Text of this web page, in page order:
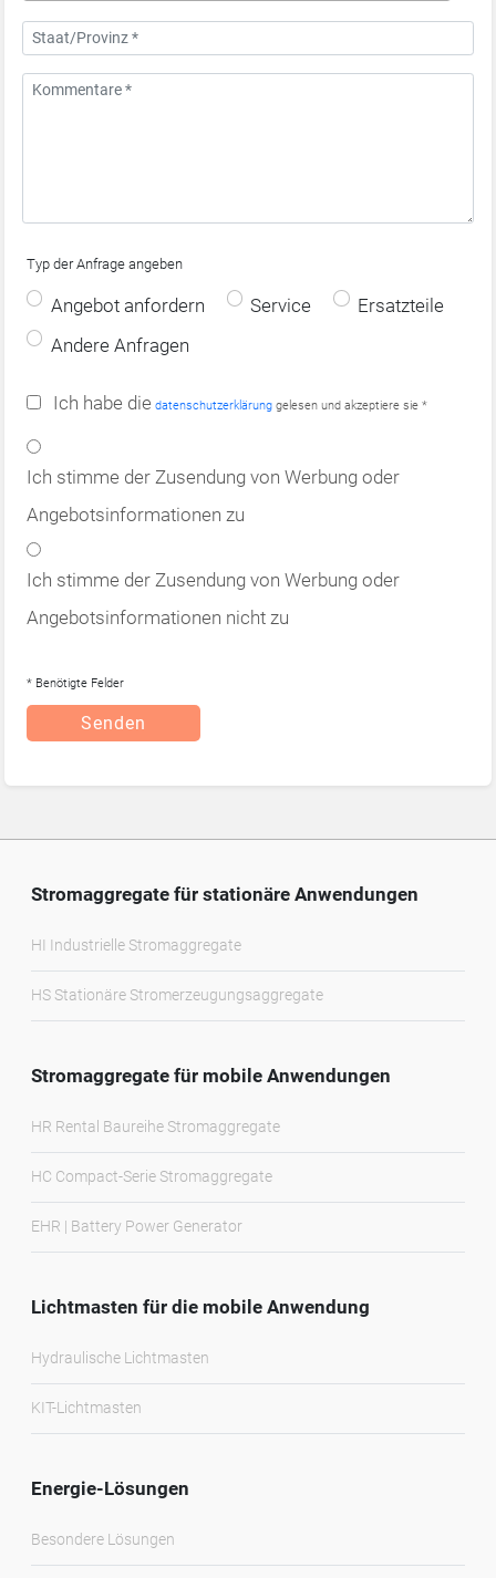
Typ der Anfrage angeben
Angebot anfordern Service
Ersatzteile
Andere Anfragen
Ich habe die datenschutzerklärung gelesen und akzeptiere sie *
Ich stimme der Zusendung von Werbung oder
Angebotsinformationen zu
Ich stimme der Zusendung von Werbung oder
Angebotsinformationen nicht zu
* Benötigte Felder
Senden
Stromaggregate für stationäre Anwendungen
HI Industrielle Stromaggregate
HS Stationäre Stromerzeugungsaggregate
Stromaggregate für mobile Anwendungen
HR Rental Baureihe Stromaggregate
HC Compact-Serie Stromaggregate
EHR | Battery Power Generator
Lichtmasten für die mobile Anwendung
Hydraulische Lichtmasten
KIT-Lichtmasten
Energie-Lösungen
Besondere Lösungen